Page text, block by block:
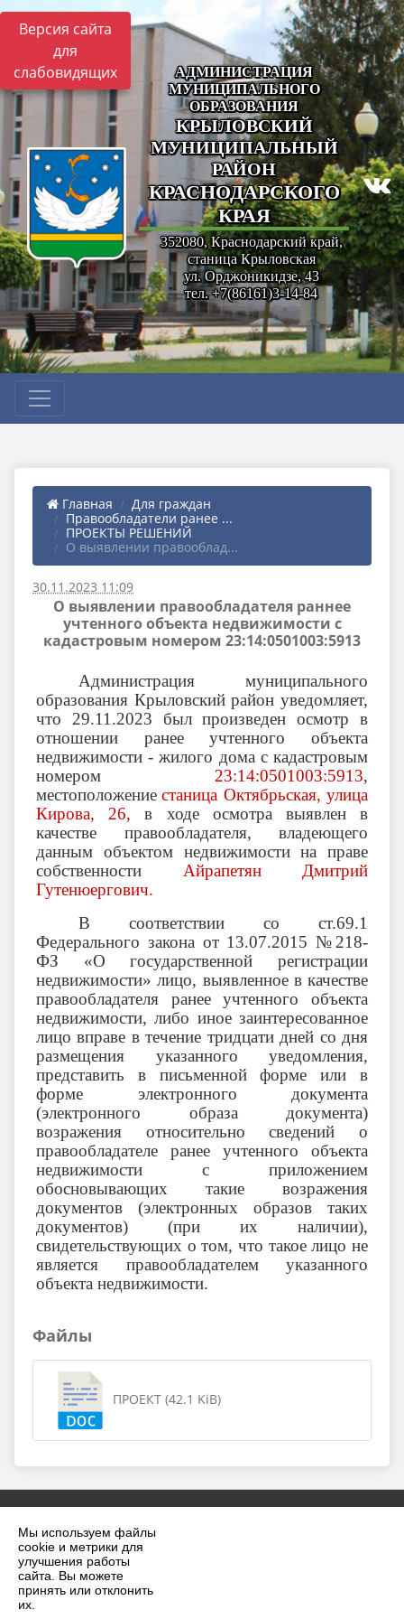
Мы используем файлы
cookie и метрики для
улучшения работы
сайта. Вы можете
принять или отклонить
их.
Версия сайта
для
слабовидящих
АДМИНИСТРАЦИЯ
МУНИЦИПАЛЬНОГО
ОБРАЗОВАНИЯ
КРЫЛОВСКИЙ
МУНИЦИПАЛЬНЫЙ
РАЙОН
КРАСНОДАРСКОГО
КРАЯ
352080, Краснодарский край,
станица Крыловская
ул. Орджоникидзе, 43
тел. +7(86161)3-14-84
Главная
Для граждан
Правообладатели ранее ...
ПРОЕКТЫ РЕШЕНИЙ
О выявлении правооблад...
30.11.2023 11:09
О выявлении правообладателя раннее
учтенного объекта недвижимости с
кадастровым номером 23:14:0501003:5913
Администрация муниципального
образования Крыловский район уведомляет,
что 29.11.2023 был произведен осмотр в
отношении ранее учтенного объекта
недвижимости - жилого дома с кадастровым
номером 23:14:0501003:5913,
местоположение станица Октябрьская, улица
Кирова, 26,в ходе осмотра выявлен в
качестве правообладателя, владеющего
данным объектом недвижимости на праве
собственности Айрапетян Дмитрий
Гутенюергович.
В соответствии со ст.69.1
Федерального закона от 13.07.2015 №218-
ФЗ «О государственной регистрации
недвижимости» лицо, выявленное в качестве
правообладателя ранее учтенного объекта
недвижимости, либо иное заинтересованное
лицо вправе в течение тридцати дней со дня
размещения указанного уведомления,
представить в письменной форме или в
форме электронного документа
(электронного образа документа)
возражения относительно сведений о
правообладателе ранее учтенного объекта
недвижимости с приложением
обосновывающих такие возражения
документов (электронных образов таких
документов) (при их наличии),
свидетельствующих о том, что такое лицо не
является правообладателем указанного
объекта недвижимости.
Файлы
ПРОЕКТ (42.1 KiB)
2026 г. krilovskaya.ru
Вход